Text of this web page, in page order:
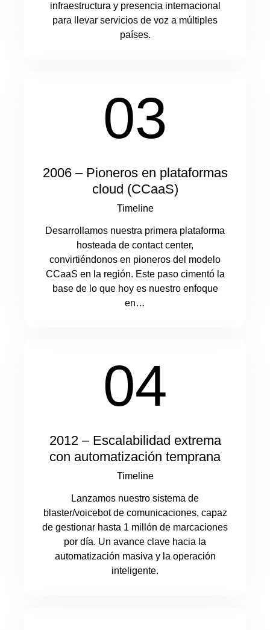
infraestructura y presencia internacional
para llevar servicios de voz a múltiples
países.
03
2006 – Pioneros en plataformas
cloud (CCaaS)
Timeline
Desarrollamos nuestra primera plataforma
hosteada de contact center,
convirtiéndonos en pioneros del modelo
CCaaS en la región. Este paso cimentó la
base de lo que hoy es nuestro enfoque
en…
04
2012 – Escalabilidad extrema
con automatización temprana
Timeline
Lanzamos nuestro sistema de
blaster/voicebot de comunicaciones, capaz
de gestionar hasta 1 millón de marcaciones
por día. Un avance clave hacia la
automatización masiva y la operación
inteligente.